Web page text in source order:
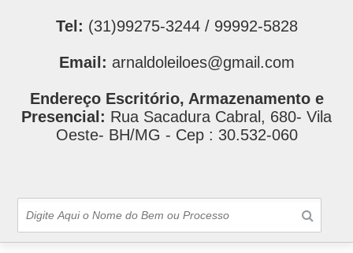
Tel: (31)99275-3244 / 99992-5828
Email: arnaldoleiloes@gmail.com
Endereço Escritório, Armazenamento e
Presencial: Rua Sacadura Cabral, 680- Vila
Oeste- BH/MG - Cep : 30.532-060